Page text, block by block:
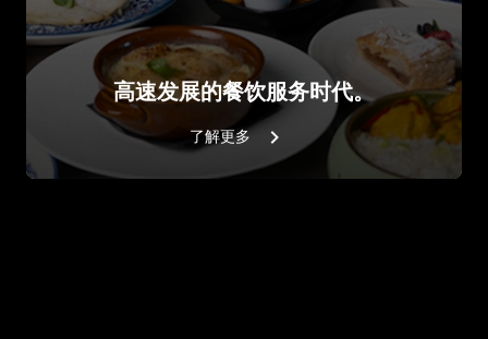
高速发展的餐饮服务时代。
了解更多